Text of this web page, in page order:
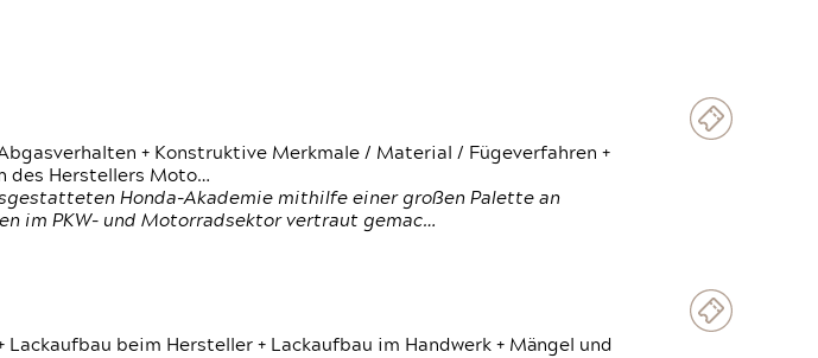
+ Konstruktive Merkmale / Material / Fügeverfahren +
des Herstellers Moto…
Honda-Akademie mithilfe einer großen Palette an
im PKW- und Motorradsektor vertraut gemac…
beim Hersteller + Lackaufbau im Handwerk + Mängel und